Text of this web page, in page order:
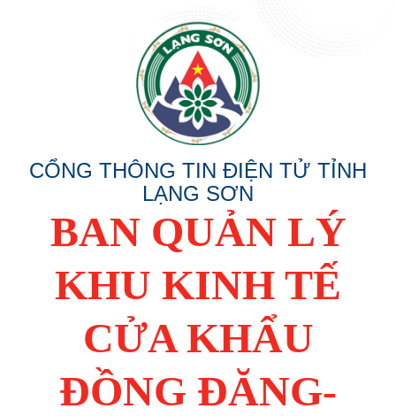
CỔNG THÔNG TIN ĐIỆN TỬ TỈNH
LẠNG SƠN
BAN QUẢN LÝ
KHU KINH TẾ
CỬA KHẨU
ĐỒNG ĐĂNG-